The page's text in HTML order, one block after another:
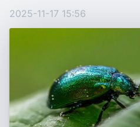
🏷 分类
日常小事记录,联系我请看关于
Powered byGridea|RSS
2025-11-17 15:56